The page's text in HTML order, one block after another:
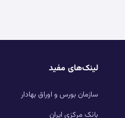
لینک‌های مفید
سازمان بورس و اوراق بهادار
بانک مرکزی ایران